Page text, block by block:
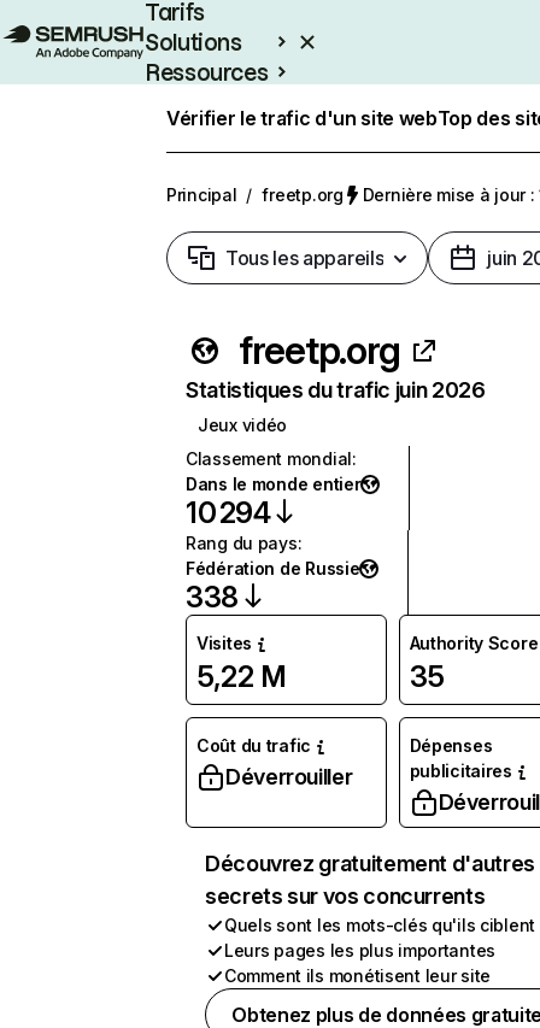
Tarifs
Solutions
Ressources
Vérifier le trafic d'un site webTop des
Principal / freetp.org Dernière mise à jour
Tous les appareils juin
freetp.org
Statistiques du trafic juin 2026
Jeux vidéo
Classement mondial:
Dans le monde entier
10 294
Rang du pays:
Fédération de Russie
338
Visites
5,22 M
Authority Score
35
Coût du trafic
Déverrouiller
Dépenses
publicitaires
Découvrez gratuitement d'autres
secrets sur vos concurrents
Quels sont les mots-clés qu'ils ciblent
Leurs pages les plus importantes
Comment ils monétisent leur site
Obtenez plus de données